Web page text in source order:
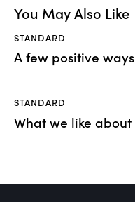
You May Also Like
STANDARD
A few positive
STANDARD
What we like